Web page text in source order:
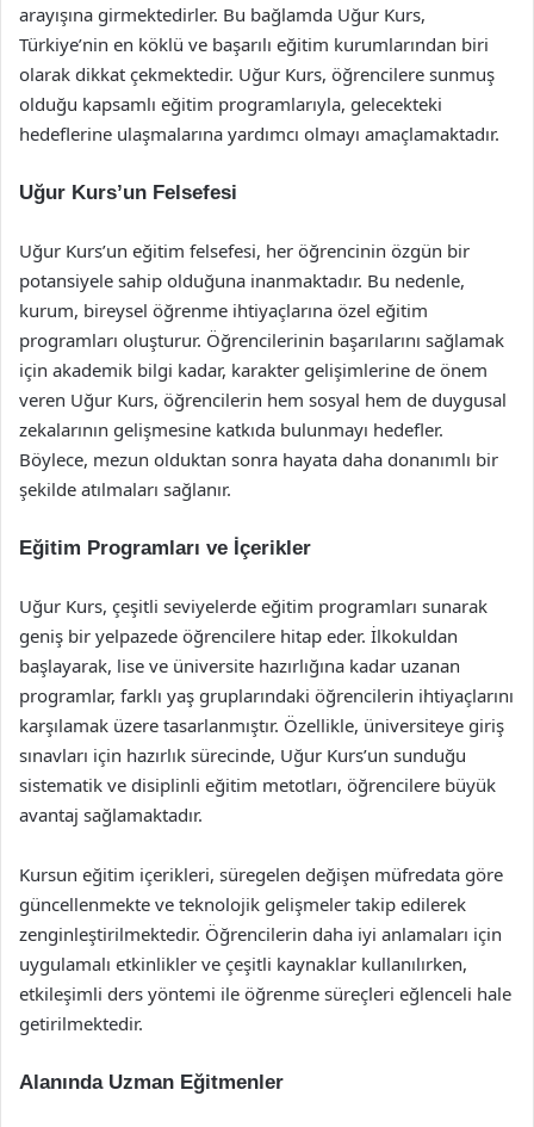
arayışına girmektedirler. Bu bağlamda Uğur Kurs,
Türkiye’nin en köklü ve başarılı eğitim kurumlarından biri
olarak dikkat çekmektedir. Uğur Kurs, öğrencilere sunmuş
olduğu kapsamlı eğitim programlarıyla, gelecekteki
hedeflerine ulaşmalarına yardımcı olmayı amaçlamaktadır.
Uğur Kurs’un Felsefesi
Uğur Kurs’un eğitim felsefesi, her öğrencinin özgün bir
potansiyele sahip olduğuna inanmaktadır. Bu nedenle,
kurum, bireysel öğrenme ihtiyaçlarına özel eğitim
programları oluşturur. Öğrencilerinin başarılarını sağlamak
için akademik bilgi kadar, karakter gelişimlerine de önem
veren Uğur Kurs, öğrencilerin hem sosyal hem de duygusal
zekalarının gelişmesine katkıda bulunmayı hedefler.
Böylece, mezun olduktan sonra hayata daha donanımlı bir
şekilde atılmaları sağlanır.
Eğitim Programları ve İçerikler
Uğur Kurs, çeşitli seviyelerde eğitim programları sunarak
geniş bir yelpazede öğrencilere hitap eder. İlkokuldan
başlayarak, lise ve üniversite hazırlığına kadar uzanan
programlar, farklı yaş gruplarındaki öğrencilerin ihtiyaçlarını
karşılamak üzere tasarlanmıştır. Özellikle, üniversiteye giriş
sınavları için hazırlık sürecinde, Uğur Kurs’un sunduğu
sistematik ve disiplinli eğitim metotları, öğrencilere büyük
avantaj sağlamaktadır.
Kursun eğitim içerikleri, süregelen değişen müfredata göre
güncellenmekte ve teknolojik gelişmeler takip edilerek
zenginleştirilmektedir. Öğrencilerin daha iyi anlamaları için
uygulamalı etkinlikler ve çeşitli kaynaklar kullanılırken,
etkileşimli ders yöntemi ile öğrenme süreçleri eğlenceli hale
getirilmektedir.
Alanında Uzman Eğitmenler